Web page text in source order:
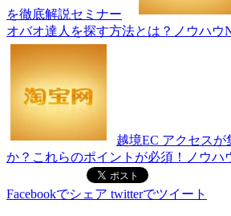
を徹底解説セミナー
オバオ達人を探す方法とは？ノウハウ
越境EC アクセス
か？これらのポイントが必須！ノウハ
Facebookでシェア twitterでツイート